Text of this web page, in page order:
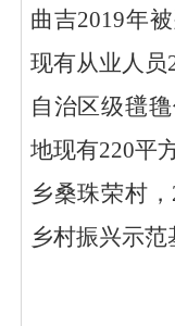
曲吉2019年
现有从业人员
自治区级氆
地现有220平
乡桑珠荣村，
乡村振兴示范